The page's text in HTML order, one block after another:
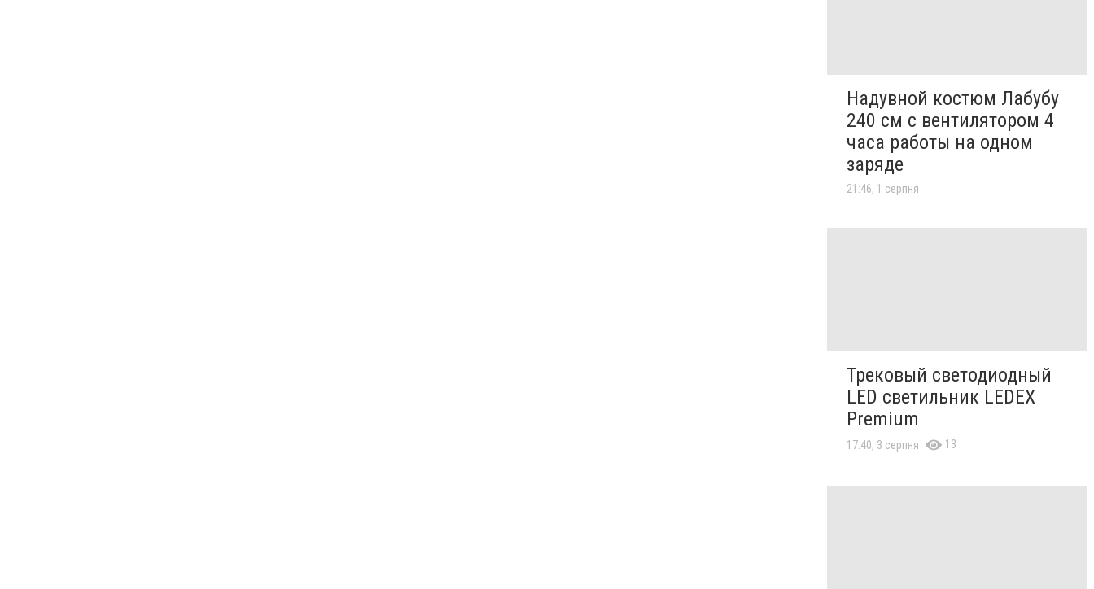
Надувной костюм Лабубу
240 см с вентилятором 4
часа работы на одном
заряде
21:46, 1 серпня
Трековый светодиодный
LED светильник LEDEX
Premium
17:40, 3 серпня 13